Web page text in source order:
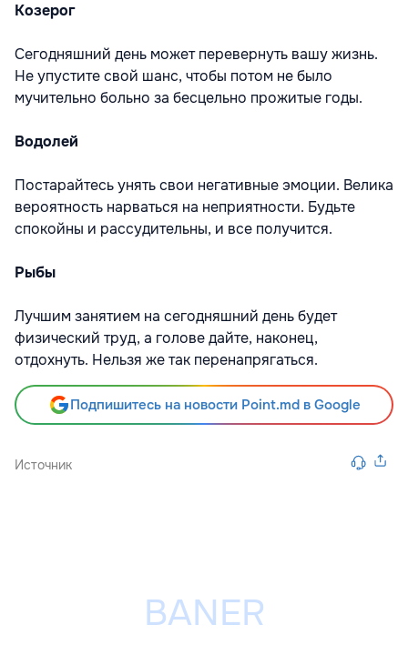
Козерог
Сегодняшний день может перевернуть вашу жизнь.
Не упустите свой шанс, чтобы потом не было
мучительно больно за бесцельно прожитые годы.
Водолей
Постарайтесь унять свои негативные эмоции. Велика
вероятность нарваться на неприятности. Будьте
спокойны и рассудительны, и все получится.
Рыбы
Лучшим занятием на сегодняшний день будет
физический труд, а голове дайте, наконец,
отдохнуть. Нельзя же так перенапрягаться.
Подпишитесь на новости Point.md в Google
Источник